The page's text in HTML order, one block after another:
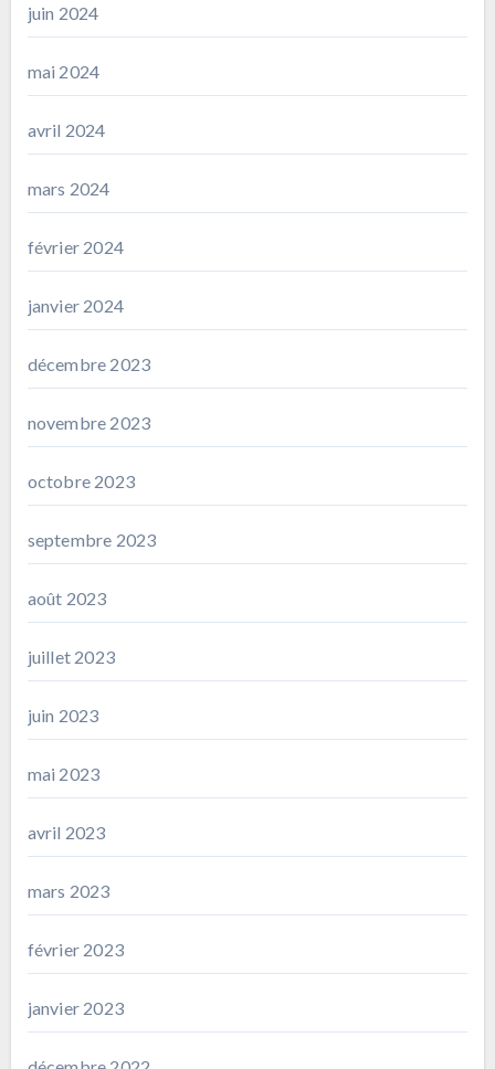
juin 2024
mai 2024
avril 2024
mars 2024
février 2024
janvier 2024
décembre 2023
novembre 2023
octobre 2023
septembre 2023
août 2023
juillet 2023
juin 2023
mai 2023
avril 2023
mars 2023
février 2023
janvier 2023